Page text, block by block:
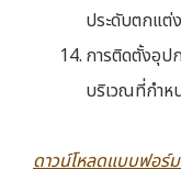
ประดับตกแต่
การติดตั้งอุป
บริเวณที่กำห
ดาวน์โหลดแบบฟอร์